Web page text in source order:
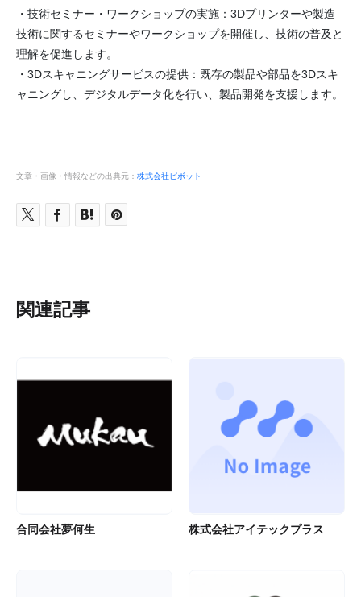
・技術セミナー・ワークショップの実施：3Dプリンターや製造
技術に関するセミナーやワークショップを開催し、技術の普及と
理解を促進します。
・3Dスキャニングサービスの提供：既存の製品や部品を3Dスキ
ャニングし、デジタルデータ化を行い、製品開発を支援します。
文章・画像・情報などの出典元： 株式会社ピボット
関連記事
合同会社夢何生 株式会社アイテックプラス